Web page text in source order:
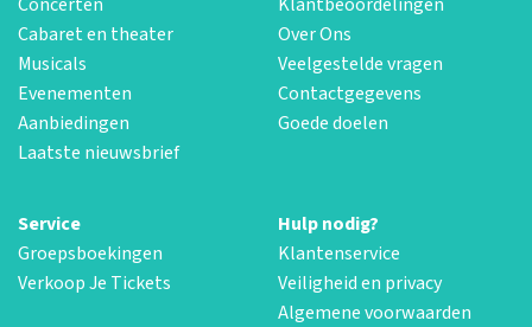
Cabaret en theater
Musicals
Evenementen
Aanbiedingen
Laatste nieuwsbrief
Over Ons
Veelgestelde vragen
Contactgegevens
Goede doelen
Service
Groepsboekingen
Verkoop Je Tickets
Hulp nodig?
Klantenservice
Veiligheid en privacy
Algemene voorwaarden